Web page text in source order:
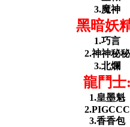
3.魔神
黑暗妖
1.巧言
2.神神秘秘
3.北爛
龍鬥士:
1.皇墨魁
2.PIGCCC
3.香香包